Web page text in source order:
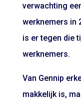
verwachting
werknemers in
is er tegen die
werknemers.
Van Gennip
makkelijk is,